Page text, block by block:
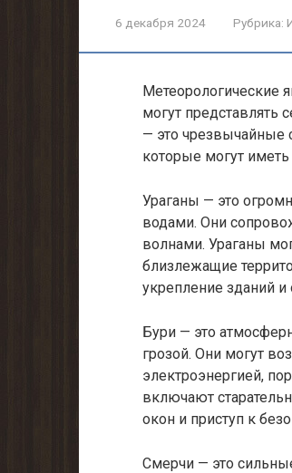
6 декабря 2024 Рубрика:
Метеорологические
могут представлять
— это чрезвычайные
которые могут
Ураганы — это
водами. Они
волнами. Ураганы
близлежащие
укрепление зданий
Бури — это
грозой. Они могут
электроэнергией,
включают
окон и приступ к
Смерчи — это